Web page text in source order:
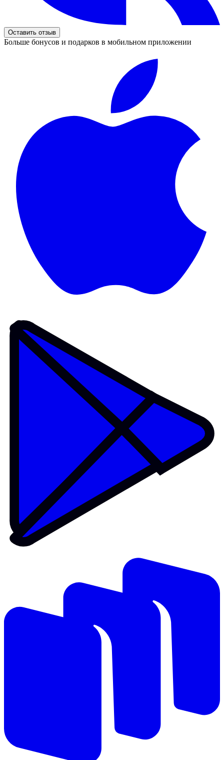
Оставить отзыв
Больше бонусов и подарков в мобильном приложении